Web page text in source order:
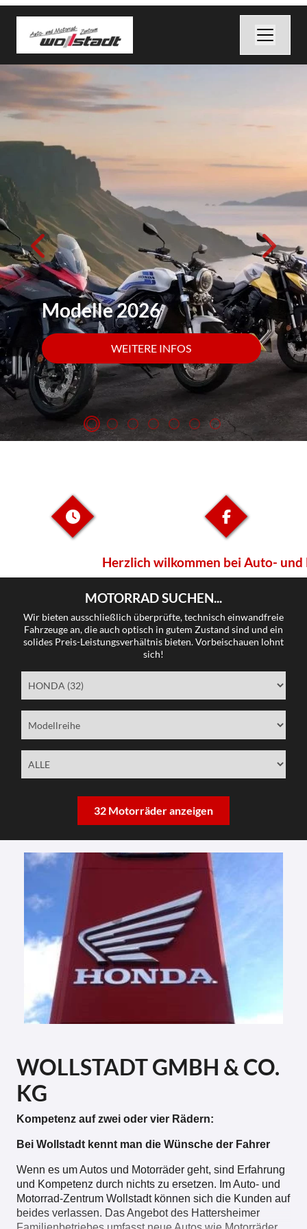
Modelle 2026
WEITERE INFOS
Herzlich wilkommen bei Auto- und
MOTORRAD SUCHEN...
Wir bieten ausschließlich überprüfte, technisch einwandfreie
Fahrzeuge an, die auch optisch in gutem Zustand sind und ein
solides Preis-Leistungsverhältnis bieten. Vorbeischauen lohnt
sich!
32 Motorräder anzeigen
WOLLSTADT GMBH & CO.
KG
Kompetenz auf zwei oder vier Rädern:
Bei Wollstadt kennt man die Wünsche der Fahrer
Wenn es um Autos und Motorräder geht, sind Erfahrung
und Kompetenz durch nichts zu ersetzen. Im Auto- und
Motorrad-Zentrum Wollstadt können sich die Kunden auf
beides verlassen. Das Angebot des Hattersheimer